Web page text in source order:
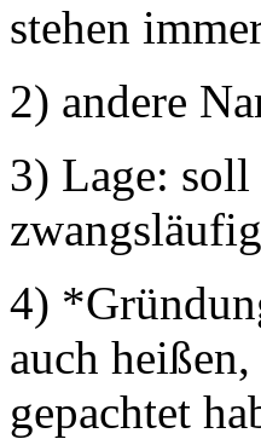
stehen
2) andere
3) Lage:
4)
auch
gepachtet